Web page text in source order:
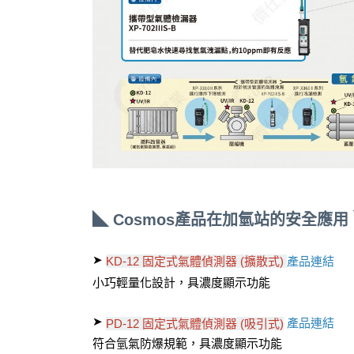
◣ Cosmos產品在加氫站的安全應
➤ KD-12 固定式氣體偵測器 (擴散式) 產品連結
小巧輕量化設計，具濃度顯示功能
➤ PD-12 固定式氣體偵測器 (吸引式) 產品連結
符合氫氣防爆規範，具濃度顯示功能